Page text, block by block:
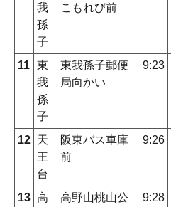
我
孫
子
こもれび前
11 東
我
孫
子
東我孫子郵便
局向かい
9:23
12 天
王
台
阪東バス車庫
前
9:26
13 高
高野山桃山公
9:28